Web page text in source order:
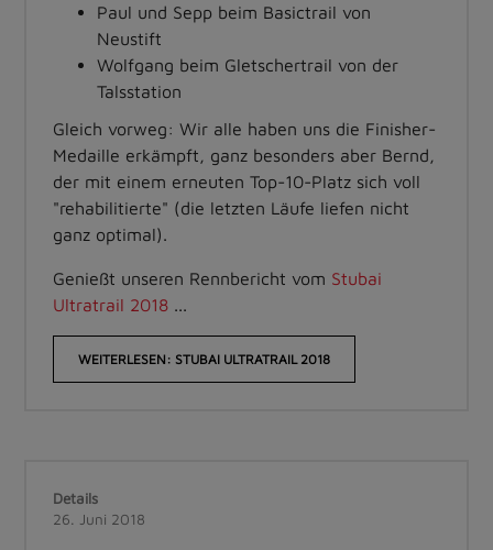
Paul und Sepp beim Basictrail von
Neustift
Wolfgang beim Gletschertrail von der
Talsstation
Gleich vorweg: Wir alle haben uns die Finisher-
Medaille erkämpft, ganz besonders aber Bernd,
der mit einem erneuten Top-10-Platz sich voll
"rehabilitierte" (die letzten Läufe liefen nicht
ganz optimal).
Genießt unseren Rennbericht vom Stubai
Ultratrail 2018 ...
WEITERLESEN: STUBAI ULTRATRAIL 2018
Details
26. Juni 2018